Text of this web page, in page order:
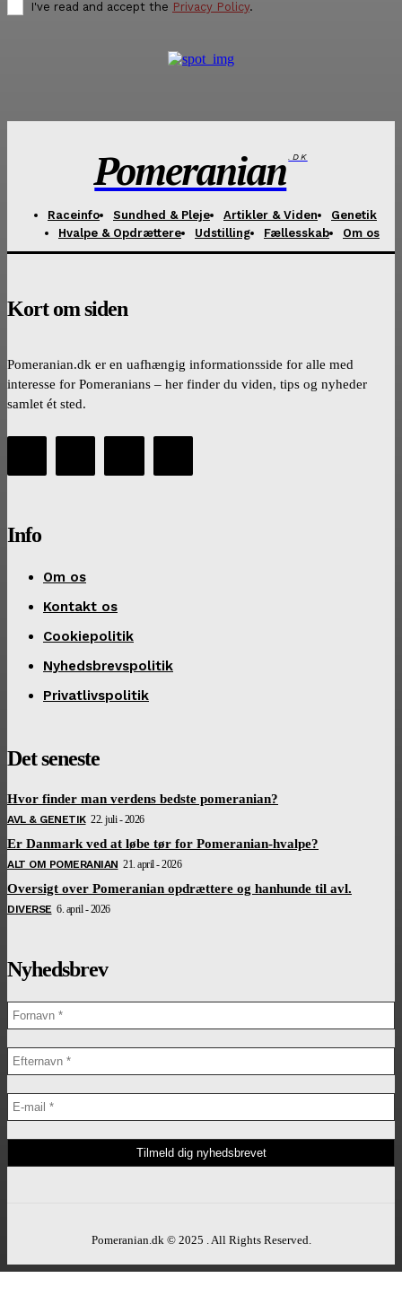
I've read and accept the Privacy Policy.
Pomeranian .DK
Raceinfo Sundhed & Pleje Artikler & Viden
Genetik
Hvalpe & Opdrættere
Udstilling Fællesskab Om os
Kort om siden
Pomeranian.dk er en uafhængig informationsside for alle med
interesse for Pomeranians – her finder du viden, tips og nyheder
samlet ét sted.
Info
Om os
Kontakt os
Cookiepolitik
Nyhedsbrevspolitik
Privatlivspolitik
Det seneste
Hvor finder man verdens bedste pomeranian?
AVL & GENETIK 22. juli - 2026
Er Danmark ved at løbe tør for Pomeranian-hvalpe?
ALT OM POMERANIAN 21. april - 2026
Oversigt over Pomeranian opdrættere og hanhunde til avl.
DIVERSE 6. april - 2026
Nyhedsbrev
Pomeranian.dk © 2025 . All Rights Reserved.